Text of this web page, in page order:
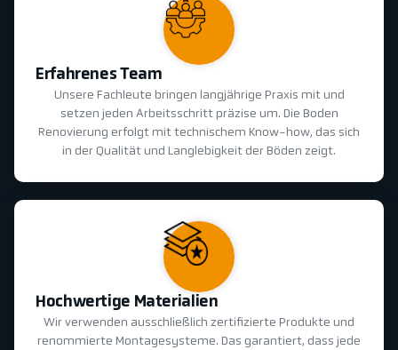
Erfahrenes Team
Unsere Fachleute bringen langjährige Praxis mit und
setzen jeden Arbeitsschritt präzise um. Die Boden
Renovierung erfolgt mit technischem Know-how, das sich
in der Qualität und Langlebigkeit der Böden zeigt.
Hochwertige Materialien
Wir verwenden ausschließlich zertifizierte Produkte und
renommierte Montagesysteme. Das garantiert, dass jede